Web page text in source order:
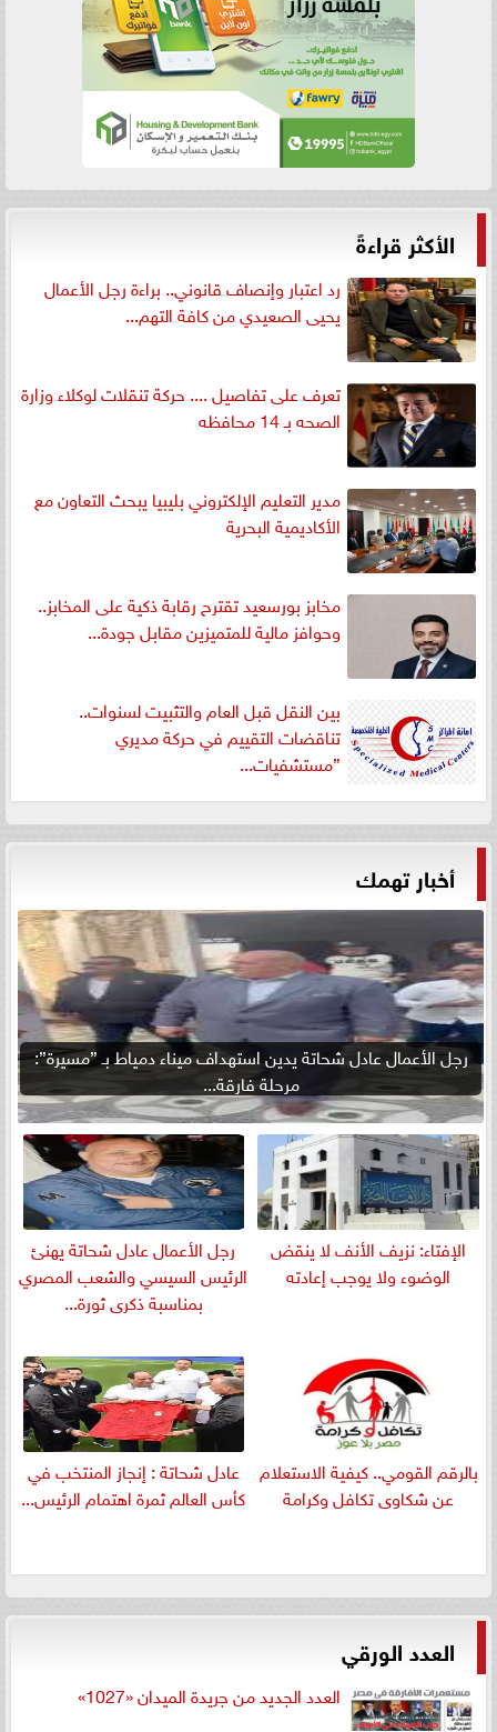
الأكثر قراءةً
رد اعتبار وإنصاف قانوني.. براءة رجل الأعمال
يحيى الصعيدي من كافة التهم...
تعرف على تفاصيل .... حركة تنقلات لوكلاء وزارة
الصحه بـ 14 محافظه
مدير التعليم الإلكتروني بليبيا يبحث التعاون مع
الأكاديمية البحرية
مخابز بورسعيد تقترح رقابة ذكية على المخابز..
وحوافز مالية للمتميزين مقابل جودة...
بين النقل قبل العام والتثبيت لسنوات..
تناقضات التقييم في حركة مديري
”مستشفيات...
أخبار تهمك
رجل الأعمال عادل شحاتة يدين استهداف ميناء دمياط بـ ”مسيرة”:
مرحلة فارقة...
الإفتاء: نزيف الأنف لا ينقض
الوضوء ولا يوجب إعادته
رجل الأعمال عادل شحاتة يهنئ
الرئيس السيسي والشعب المصري
بمناسبة ذكرى ثورة...
بالرقم القومي.. كيفية الاستعلام
عن شكاوى تكافل وكرامة
عادل شحاتة : إنجاز المنتخب في
كأس العالم ثمرة اهتمام الرئيس...
العدد الورقي
العدد الجديد من جريدة الميدان «1027»